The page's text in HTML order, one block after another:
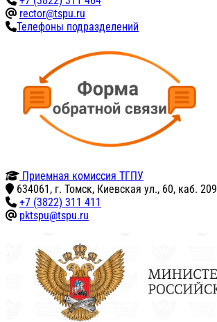
rector@tspu.ru
Телефоны подразделений
Приемная комиссия ТГПУ
634061, г. Томск, Киевская ул., 60, каб. 209
+7 (3822) 311 411
pktspu@tspu.ru